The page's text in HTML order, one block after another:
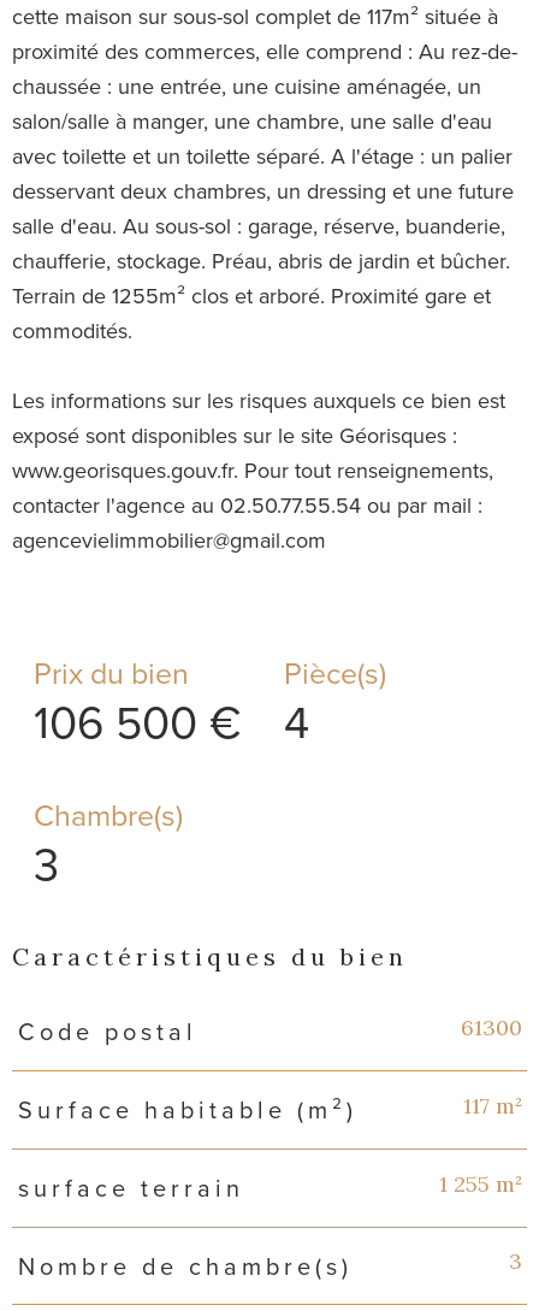
cette maison sur sous-sol complet de 117m² située à
proximité des commerces, elle comprend : Au rez-de-
chaussée : une entrée, une cuisine aménagée, un
salon/salle à manger, une chambre, une salle d'eau
avec toilette et un toilette séparé. A l'étage : un palier
desservant deux chambres, un dressing et une future
salle d'eau. Au sous-sol : garage, réserve, buanderie,
chaufferie, stockage. Préau, abris de jardin et bûcher.
Terrain de 1255m² clos et arboré. Proximité gare et
commodités.
Les informations sur les risques auxquels ce bien est
exposé sont disponibles sur le site Géorisques :
www.georisques.gouv.fr. Pour tout renseignements,
contacter l'agence au 02.50.77.55.54 ou par mail :
agencevielimmobilier@gmail.com
Prix du bien
106 500 €
Pièce(s)
4
Chambre(s)
3
Caractéristiques du bien
Caractéristiques Valeurs
Code postal 61300
Surface habitable (m²) 117 m²
surface terrain 1 255 m²
Nombre de chambre(s) 3